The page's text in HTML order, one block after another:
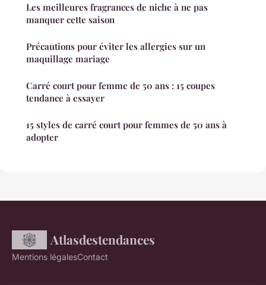
Les meilleures fragrances de niche à ne pas
manquer cette saison
Précautions pour éviter les allergies sur un
maquillage mariage
Carré court pour femme de 50 ans : 15 coupes
tendance à essayer
15 styles de carré court pour femmes de 50 ans à
adopter
Atlasdestendances
Mentions légalesContact